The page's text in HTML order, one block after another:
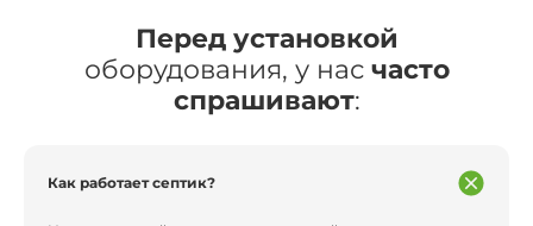
Перед установкой
оборудования, у нас часто
спрашивают:
Как работает септик?